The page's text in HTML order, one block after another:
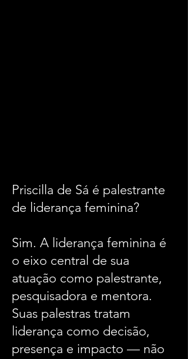
​Priscilla de Sá é palestrante
de liderança feminina?
Sim. A liderança feminina é
o eixo central de sua
atuação como palestrante,
pesquisadora e mentora.
Suas palestras tratam
liderança como decisão,
presença e impacto — não